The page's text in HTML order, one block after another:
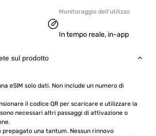
Monitoraggio dell'utilizzo
In tempo reale, in-app
sul prodotto
eSIM solo dati. Non include un numero di
il codice QR per scaricare e utilizzare la
sono necessari altri passaggi di attivazione o
prepagato una tantum. Nessun rinnovo